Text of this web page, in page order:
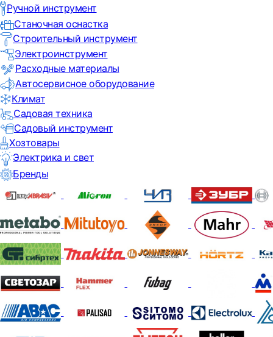
Ручной инструмент
Станочная оснастка
Строительный инструмент
Электроинструмент
Расходные материалы
Автосервисное оборудование
Климат
Садовая техника
Садовый инструмент
Хозтовары
Электрика и свет
Бренды